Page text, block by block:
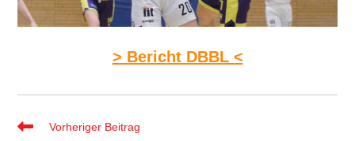
> Bericht DBBL <
WeitereVorheriger Beitrag